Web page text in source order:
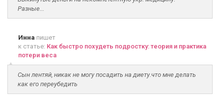
Разные...
Инна пишет
к статье: Как быстро похудеть подростку: теория и практика
потери веса
Сын лентяй, никак не могу посадить на диету.что мне делать
как его переубедить